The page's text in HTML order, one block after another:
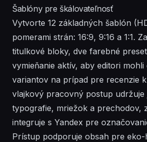
Šablóny pre škálovateľnosť
Vytvorte 12 základných šablón
pomerami strán: 16:9, 9:16 a 1:1.
titulkové bloky, dve farebné
vymieňanie aktív, aby editori
variantov na prípad pre recenzie
vlajkový pracovný postup udržuje
typografie, mriežok a prechodov,
integruje s Yandex pre
Prístup podporuje obsah pre eko-